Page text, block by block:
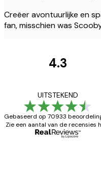
Creëer avontuurlijke en
fan, misschien was
4.3
UITSTEKEND
Gebaseerd op 70933
Zie een aantal van de recensies